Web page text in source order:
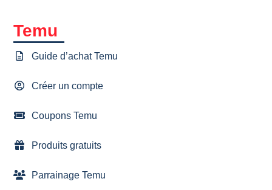
Temu
Guide d’achat Temu
Créer un compte
Coupons Temu
Produits gratuits
Parrainage Temu